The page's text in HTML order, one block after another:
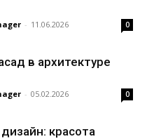
- 11.06.2026 0
в архитектуре
- 05.02.2026 0
красота